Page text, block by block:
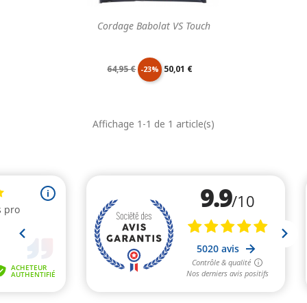
Cordage Babolat VS Touch
Prix
base
64,95 € -23% Prix
50,01 €
Affichage 1-1 de 1 article(s)